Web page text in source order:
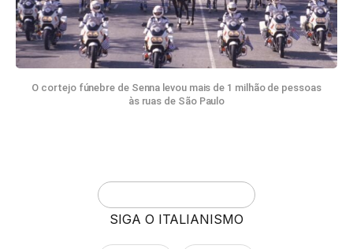
O cortejo fúnebre de Senna levou mais de 1 milhão de pessoas
às ruas de São Paulo
SIGA O ITALIANISMO